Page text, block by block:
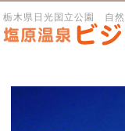
栃木県日光国立公園 自然